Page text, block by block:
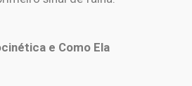
e Como Ela